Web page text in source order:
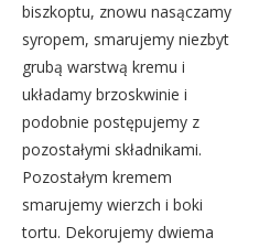
biszkoptu, znowu nasączamy
syropem, smarujemy niezbyt
grubą warstwą kremu i
układamy brzoskwinie i
podobnie postępujemy z
pozostałymi składnikami.
Pozostałym kremem
smarujemy wierzch i boki
tortu. Dekorujemy dwiema